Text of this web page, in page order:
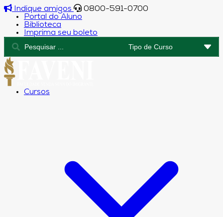
Indique amigos
0800-591-0700
Portal do Aluno
Biblioteca
Imprima seu boleto
Cursos